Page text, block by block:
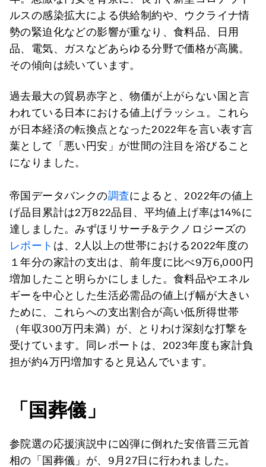
ルスの感染拡大による供給制約や、ウクライナ情
勢の緊迫化などの影響が重なり、食料品、日用
品、電気、ガスなどあらゆる分野で価格が高騰。
その傾向は続いています。
過去最大の貿易赤字と、物価が上がらない国と言
われている日本における値上げラッシュ。これら
が日本経済の転換点となった2022年を言い表す言
葉として「悪い円安」が世間の注目を浴びること
になりました。
帝国データバンクの調査によると、2022年の値上
げ品目累計は2万822品目、平均値上げ率は14%に
達しました。みずほリサーチ&テクノロジーズの
レポート は、2人以上の世帯における2022年度の
１年分の家計の支出は、前年度に比べ9万6,000円
増加したこと明らかにしました。食料品やエネル
ギーを中心とした生活必需品の値上げ幅が大きい
ために、これらへの支出割合が高い低所得世帯
（年収300万円未満）が、とりわけ深刻な打撃を
受けています。同レポートは、2023年度も家計負
担が約4万円増加すると見込んでいます。
「国葬儀」
参院選の応援演説中に凶弾に倒れた安倍晋三元首
相の「国葬儀」が、9月27日に行われました。